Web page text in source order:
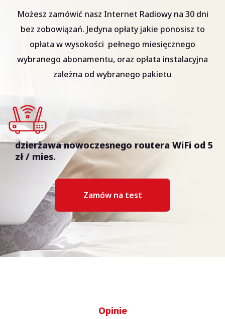
Możesz zamówić nasz Internet Radiowy na 30 dni
bez zobowiązań. Jedyna opłaty jakie ponosisz to
opłata w wysokości pełnego miesięcznego
wybranego abonamentu, oraz opłata instalacyjna
zależna od wybranego pakietu
dzierżawa nowoczesnego routera WiFi od 5
zł / mies.
Zamów na test
Opinie